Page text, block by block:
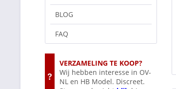
BLOG
FAQ
VERZAMELING TE KOOP?
Wij hebben interesse in OV-
NL en HB Model. Discreet.